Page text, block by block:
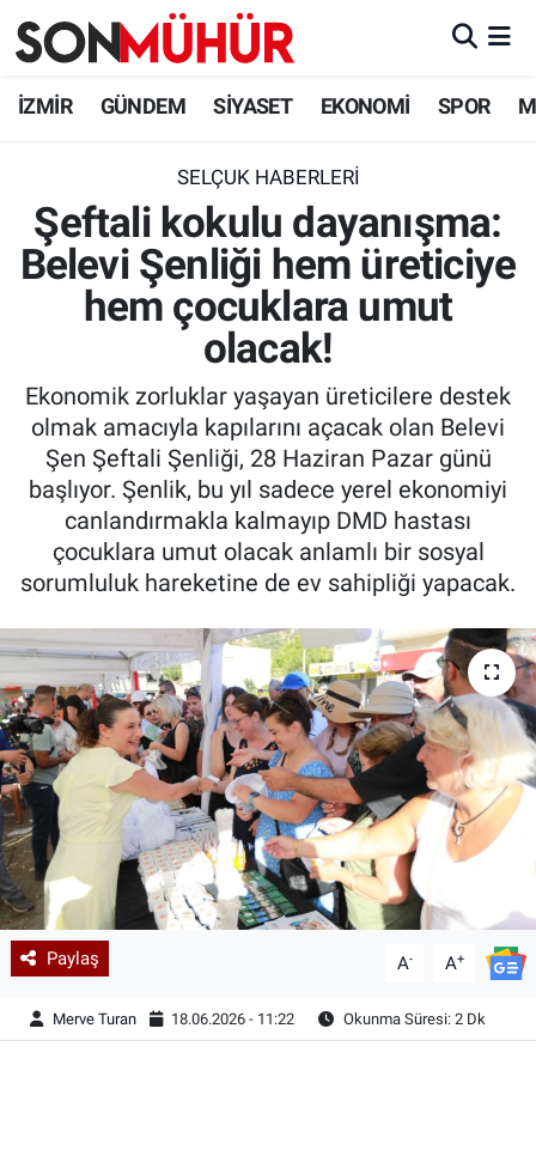
İZMİR GÜNDEM SİYASET EKONOMİ SPOR
SELÇUK HABERLERI
Şeftali kokulu dayanışma:
Belevi Şenliği hem üreticiye
hem çocuklara umut
olacak!
Ekonomik zorluklar yaşayan üreticilere destek
olmak amacıyla kapılarını açacak olan Belevi
Şen Şeftali Şenliği, 28 Haziran Pazar günü
başlıyor. Şenlik, bu yıl sadece yerel ekonomiyi
canlandırmakla kalmayıp DMD hastası
çocuklara umut olacak anlamlı bir sosyal
sorumluluk hareketine de ev sahipliği yapacak.
Paylaş A- A+
Merve Turan 18.06.2026 - 11:22 Okunma Süresi: 2 Dk
İzmir Nöbetçi Eczaneler
İzmir Namaz Vakitleri
İzmir Trafik Yoğunluk Haritası
Süper Lig Puan Durumu ve Fikstür
Tüm Manşetler
Son Dakika Haberleri
Haber Arşivi